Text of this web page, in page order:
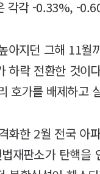
각각 -0.33%, -
아지던 그해 11
하락 전환한 것이
호가를 배제하고
화한 2월 전국 아
재판소가 탄핵